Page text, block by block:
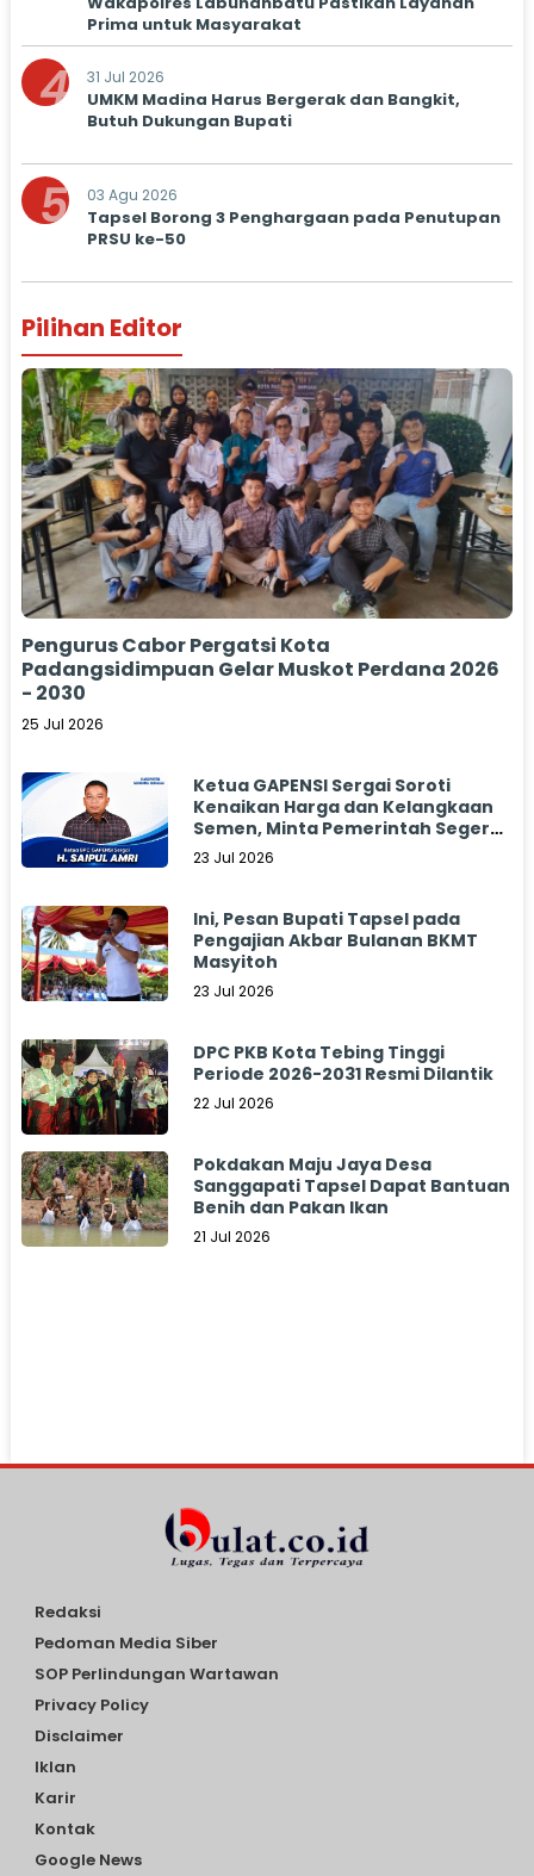
Prima untuk Masyarakat
4 31 Jul 2026
UMKM Madina Harus Bergerak dan Bangkit,
Butuh Dukungan Bupati
5 03 Agu 2026
Tapsel Borong 3 Penghargaan pada Penutupan
PRSU ke-50
Pilihan Editor
Pengurus Cabor Pergatsi Kota
Padangsidimpuan Gelar Muskot Perdana 2026
- 2030
25 Jul 2026
Ketua GAPENSI Sergai Soroti
Kenaikan Harga dan Kelangkaan
Semen, Minta Pemerintah Segera
Bertindak
23 Jul 2026
Ini, Pesan Bupati Tapsel pada
Pengajian Akbar Bulanan BKMT
Masyitoh
23 Jul 2026
DPC PKB Kota Tebing Tinggi
Periode 2026-2031 Resmi Dilantik
22 Jul 2026
Pokdakan Maju Jaya Desa
Sanggapati Tapsel Dapat Bantuan
Benih dan Pakan Ikan
21 Jul 2026
Redaksi
Pedoman Media Siber
SOP Perlindungan Wartawan
Privacy Policy
Disclaimer
Iklan
Karir
Kontak
Google News